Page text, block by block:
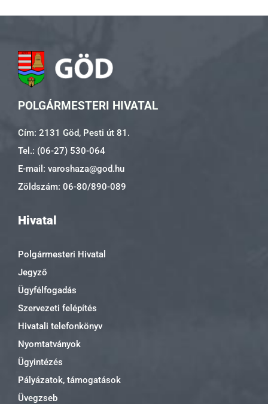
POLGÁRMESTERI HIVATAL
Cím: 2131 Göd, Pesti út 81.
Tel.: (06-27) 530-064
E-mail: varoshaza@god.hu
Zöldszám: 06-80/890-089
Hivatal
Polgármesteri Hivatal
Jegyző
Ügyfélfogadás
Szervezeti felépítés
Hivatali telefonkönyv
Nyomtatványok
Ügyintézés
Pályázatok, támogatások
Üvegzseb